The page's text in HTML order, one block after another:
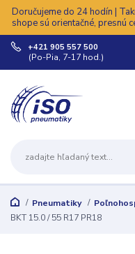
Doručujeme do 24 hodín |
shope sú orientačné, presnú
+421 905 557 500
(Po-Pia, 7-17 hod.)
Pneumatiky
BKT 15.0 / 55 R17 PR18